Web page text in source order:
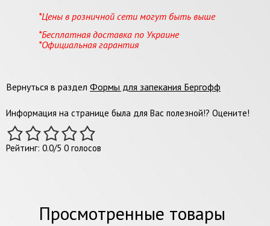
*Цены в розничной сети могут быть выше
*Бесплатная доставка по Украине
*Официальная гарантия
Вернуться в раздел Формы для запекания Бергофф
Информация на странице была для Вас полезной!? Оцените!
Рейтинг: 0.0/5 0 голосов
Просмотренные товары